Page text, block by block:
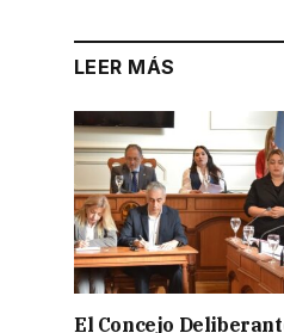
LEER MÁS
El Concejo